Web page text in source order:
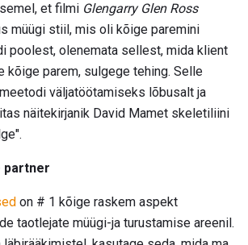
et filmi Glengarry Glen Ross
müügi stiil, mis oli kõige paremini
poolest, olenemata sellest, mida klient
kõige parem, sulgege tehing. Selle
väljatöötamiseks lõbusalt ja
näitekirjanik David Mamet skeletiliini
partner
on # 1 kõige raskem aspekt
taotlejate müügi-ja turustamise areenil.